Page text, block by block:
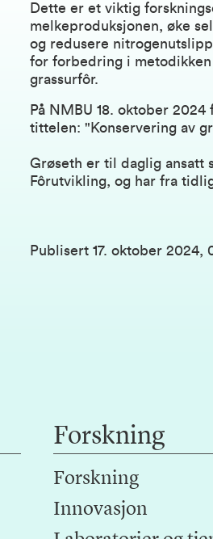
Dette er et viktig
melkeproduksjonen, øke
og redusere
for forbedring i
grassurfôr.
På NMBU 18. oktober
tittelen: "Konservering av
Grøseth er til daglig ansatt
Fôrutvikling, og har fra
Publisert 17. oktober 2024,
Forskning
Forskning
Innovasjon